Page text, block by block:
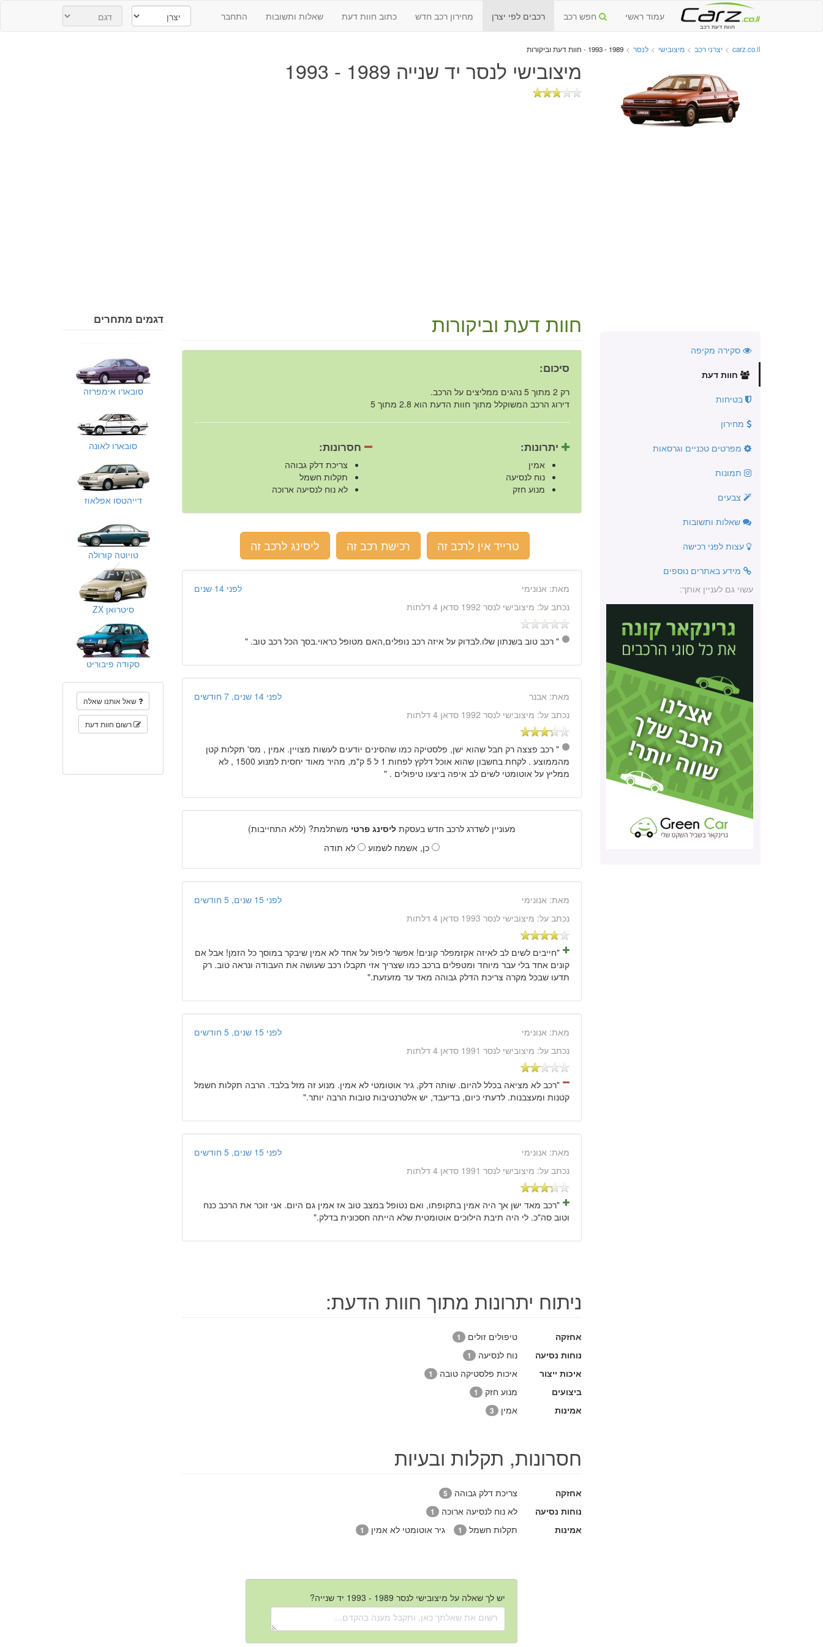
חוות דעת רכב
עמוד ראשי חפש רכב רכבים לפי יצרן מחירון רכב חדש כתוב חוות דעת שאלות ותשובות התחבר
carz.co.il
> יצרני רכב > מיצובישי > לנסר > 1989 - 1993 - חוות דעת וביקורות
מיצובישי לנסר יד שנייה 1989 - 1993
סקירה מקיפה
חוות דעת
בטיחות
מחירון
מפרטים טכניים וגרסאות
תמונות
צבעים
שאלות ותשובות
עצות לפני רכישה
מידע באתרים נוספים
עשוי גם לעניין אותך:
חוות דעת וביקורות
סיכום:
רק 2 מתוך 5 נהגים ממליצים על הרכב.
דירוג הרכב המשוקלל מתוך חוות הדעת הוא 2.8 מתוך 5
יתרונות:
אמין
נוח לנסיעה
מנוע חזק
חסרונות:
צריכת דלק גבוהה
תקלות חשמל
לא נוח לנסיעה ארוכה
טרייד אין לרכב זה רכישת רכב זה ליסינג לרכב זה
מאת:אנונימי
לפני 14 שנים
נכתב על: מיצובישי לנסר 1992 סדאן 4 דלתות
" רכב טוב בשנתון שלו.לבדוק על איזה רכב נופלים,האם מטופל כראוי.בסך הכל רכב טוב. "
מאת:אבנר
לפני 14 שנים, 7 חודשים
נכתב על: מיצובישי לנסר 1992 סדאן 4 דלתות
" רכב פצצה רק חבל שהוא ישן, פלסטיקה כמו שהסינים יודעים לעשות מצויין. אמין , מס' תקלות קטן
מהממוצע . לקחת בחשבון שהוא אוכל דלקץ לפחות 1 ל 5 ק"מ, מהיר מאוד יחסית למנוע 1500 , לא
ממליץ על אוטומטי לשים לב איפה ביצעו טיפולים . "
מעוניין לשדרג לרכב חדש בעסקתליסינג פרטי משתלמת? (ללא התחייבות)
כן, אשמח לשמוע
לא תודה
מאת:אנונימי
לפני 15 שנים, 5 חודשים
נכתב על: מיצובישי לנסר 1993 סדאן 4 דלתות
"חייבים לשים לב לאיזה אקזמפלר קונים! אפשר ליפול על אחד לא אמין שיבקר במוסך כל הזמן! אבל אם
קונים אחד בלי עבר מיוחד ומטפלים ברכב כמו שצריך אזי תקבלו רכב שעושה את העבודה ונראה טוב. רק
תדעו שבכל מקרה צריכת הדלק גבוהה מאד עד מזעזעת."
מאת:אנונימי
לפני 15 שנים, 5 חודשים
נכתב על: מיצובישי לנסר 1991 סדאן 4 דלתות
"רכב לא מציאה בכלל להיום. שותה דלק, גיר אוטומטי לא אמין. מנוע זה מזל בלבד. הרבה תקלות חשמל
קטנות ומעצבנות. לדעתי כיום, בדיעבד, יש אלטרנטיבות טובות הרבה יותר."
מאת:אנונימי
לפני 15 שנים, 5 חודשים
נכתב על: מיצובישי לנסר 1991 סדאן 4 דלתות
"רכב מאד ישן אך היה אמין בתקופתו, ואם נטופל במצב טוב אז אמין גם היום. אני זוכר את הרכב כנח
וטוב סה"כ. לי היה תיבת הילוכים אוטומטית שלא הייתה חסכונית בדלק."
ניתוח יתרונות מתוך חוות הדעת:
אחזקה טיפולים זולים 1
נוחות נסיעה נוח לנסיעה 1
איכות ייצור איכות פלסטיקה טובה 1
ביצועים מנוע חזק 1
אמינות אמין 3
חסרונות, תקלות ובעיות
אחזקה צריכת דלק גבוהה 5
נוחות נסיעה לא נוח לנסיעה ארוכה 1
אמינות תקלות חשמל 1 גיר אוטומטי לא אמין 1
יש לך שאלה על מיצובישי לנסר 1989 - 1993 יד שנייה?
דגמים מתחרים
סובארו אימפרזה
סובארו לאונה
דייהטסו אפלאוז
טויוטה קורולה
סיטרואן ZX
סקודה פיבוריט
שאל אותנו שאלה
רשום חוות דעת